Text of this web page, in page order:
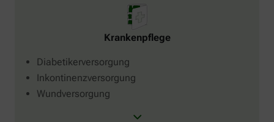
Krankenpflege
Diabetikerversorgung
Inkontinenzversorgung
Wundversorgung